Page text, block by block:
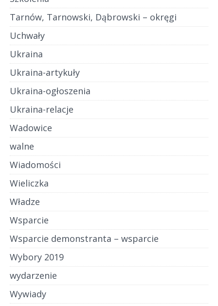
Tarnów, Tarnowski, Dąbrowski – okręgi
Uchwały
Ukraina
Ukraina-artykuły
Ukraina-ogłoszenia
Ukraina-relacje
Wadowice
walne
Wiadomości
Wieliczka
Władze
Wsparcie
Wsparcie demonstranta – wsparcie
Wybory 2019
wydarzenie
Wywiady